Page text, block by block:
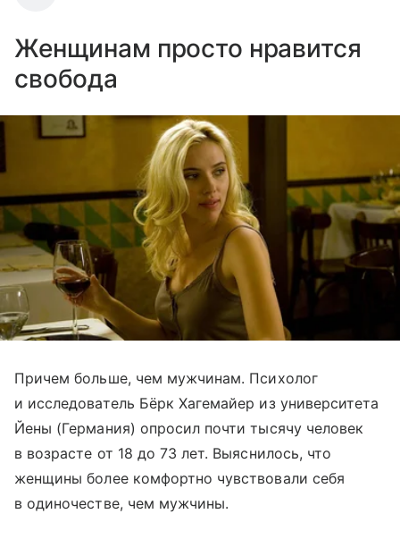
Женщинам просто нравится
свобода
Причем больше, чем мужчинам. Психолог
и исследователь Бёрк Хагемайер из университета
Йены (Германия) опросил почти тысячу человек
в возрасте от 18 до 73 лет. Выяснилось, что
женщины более комфортно чувствовали себя
в одиночестве, чем мужчины.